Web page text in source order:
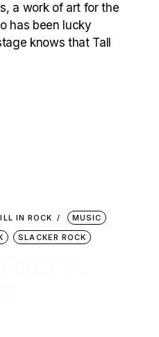
a work of art for the
has been lucky
knows that Tall
IN ROCK
MUSIC
SLACKER ROCK